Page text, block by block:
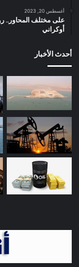
أغسطس 20, 2023
أوكراني
أحدث الأخبار